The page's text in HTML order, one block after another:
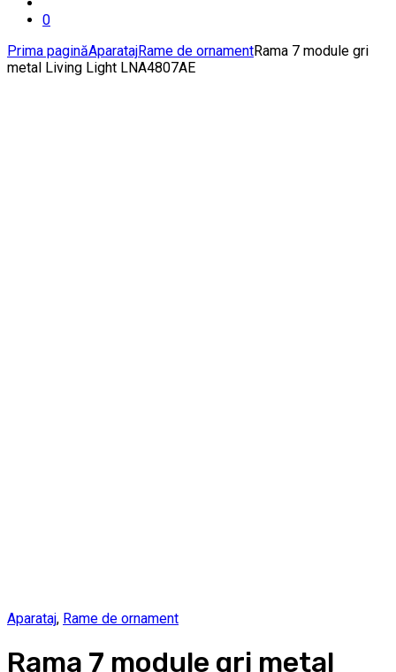
0
Prima paginăAparatajRame de ornamentRama 7 module gri
metal Living Light LNA4807AE
Aparataj, Rame de ornament
Rama 7 module gri metal